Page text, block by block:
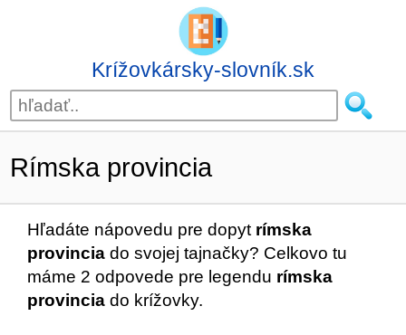
Krížovkársky-slovník.sk
Rímska provincia
Hľadáte nápovedu pre dopyt rímska
provincia do svojej tajnačky? Celkovo tu
máme 2 odpovede pre legendu rímska
provincia do krížovky.